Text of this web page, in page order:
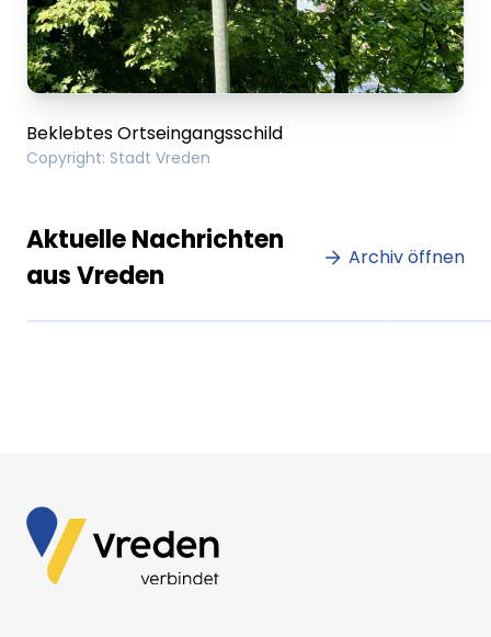
Beklebtes Ortseingangsschild
Copyright: Stadt Vreden
Aktuelle Nachrichten
aus Vreden
Archiv öffnen
Lorem ipsum Lorem ipsum